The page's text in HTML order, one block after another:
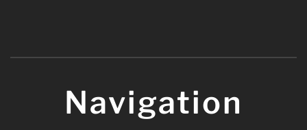
Navigation